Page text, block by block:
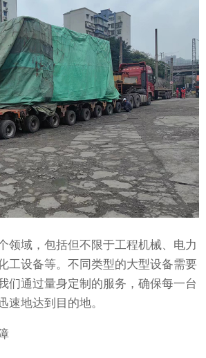
领域，包括但不限于工程机械、电力
工设备等。不同类型的大型设备需要
们通过量身定制的服务，确保每一台
速地达到目的地。